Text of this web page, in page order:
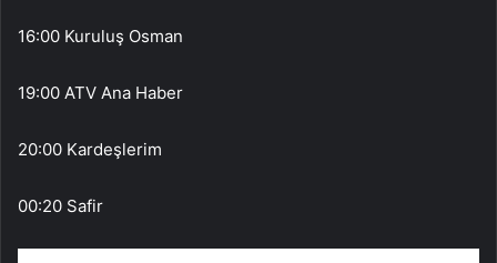
16:00 Kuruluş Osman
19:00 ATV Ana Haber
20:00 Kardeşlerim
00:20 Safir